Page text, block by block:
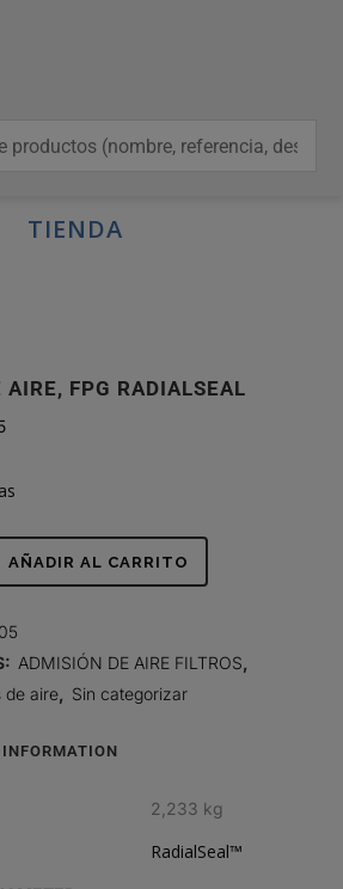
TIENDA
AIRE, FPG RADIALSEAL
AÑADIR AL CARRITO
ADMISIÓN DE AIRE FILTROS
de aire
Sin categorizar
2,233 kg
RadialSeal™